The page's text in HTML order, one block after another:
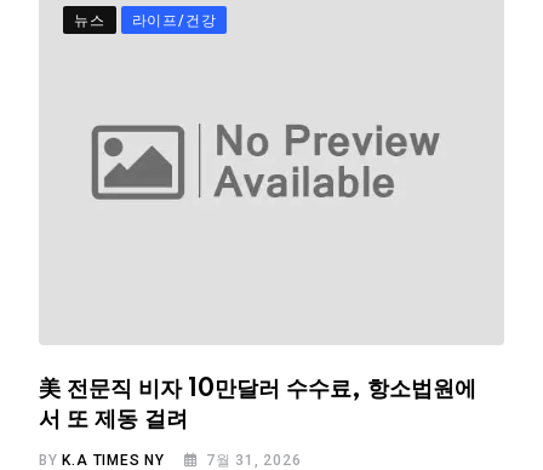
뉴스 라이프/건강
美 전문직 비자 10만달러 수수료, 항소법원에
서 또 제동 걸려
BY K.A TIMES NY 7월 31, 2026